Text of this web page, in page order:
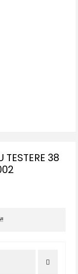
TESTERE 38